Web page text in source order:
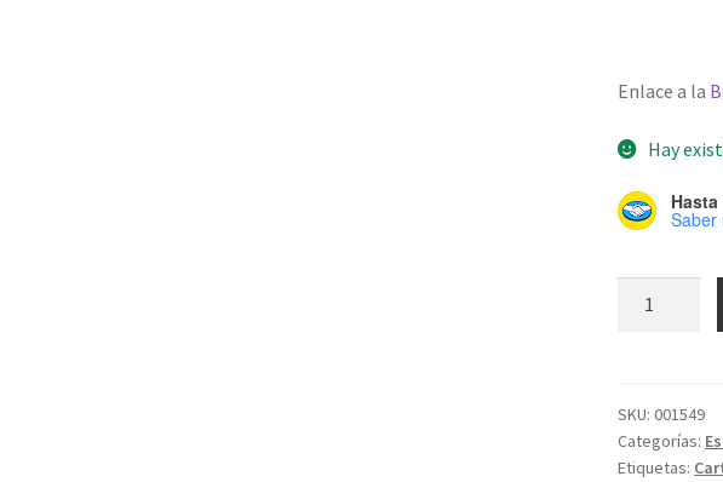
Enlace a la
Hay
Saber
SKU:001549
Categorías:
Etiquetas: